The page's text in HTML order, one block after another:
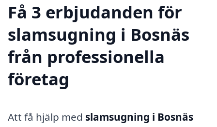
Få 3 erbjudanden för
slamsugning i Bosnäs
från professionella
företag
Att få hjälp med slamsugning i Bosnäs